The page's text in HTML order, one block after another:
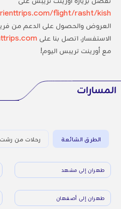
flight/rasht/kish/
العروض والحصول على الدعم من
الاستفسار، اتصل بنا على
مع أورينت تريبس اليوم!
المسارات
الطرق الشائعة رحلات من رشت
طهران إلى مشهد
طهران إلى أصفهان